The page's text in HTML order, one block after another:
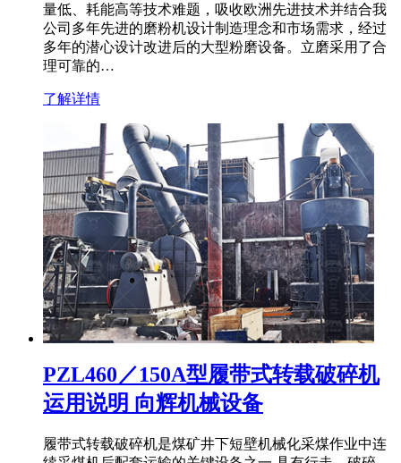
量低、耗能高等技术难题，吸收欧洲先进技术并结合我
公司多年先进的磨粉机设计制造理念和市场需求，经过
多年的潜心设计改进后的大型粉磨设备。立磨采用了合
理可靠的…
了解详情
PZL460／150A型履带式转载破碎机
运用说明 向辉机械设备
履带式转载破碎机是煤矿井下短壁机械化采煤作业中连